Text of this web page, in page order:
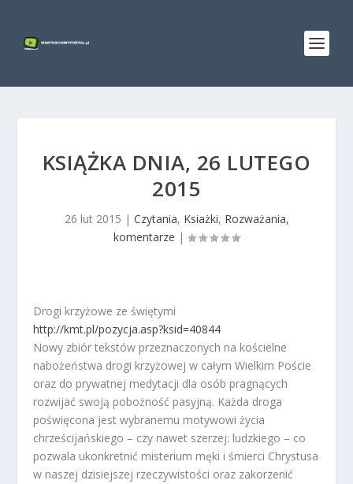
KSIĄŻKA DNIA, 26 LUTEGO
2015
26 lut 2015 | Czytania, Ksiażki, Rozważania,
komentarze |
Drogi krzyżowe ze świętymi
http://kmt.pl/pozycja.asp?ksid=40844
Nowy zbiór tekstów przeznaczonych na kościelne
nabożeństwa drogi krzyżowej w całym Wielkim Poście
oraz do prywatnej medytacji dla osób pragnących
rozwijać swoją pobożność pasyjną. Każda droga
poświęcona jest wybranemu motywowi życia
chrześcijańskiego – czy nawet szerzej: ludzkiego – co
pozwala ukonkretnić misterium męki i śmierci Chrystusa
w naszej dzisiejszej rzeczywistości oraz zakorzenić